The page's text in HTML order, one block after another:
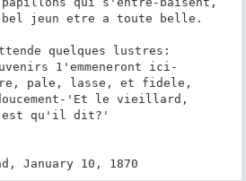
jeun etre a toute belle.
quelques lustres:
1'emmeneront ici-
pale, lasse, et fidele,
doucement-'Et le vieillard,
qu'il dit?'
January 10, 1870